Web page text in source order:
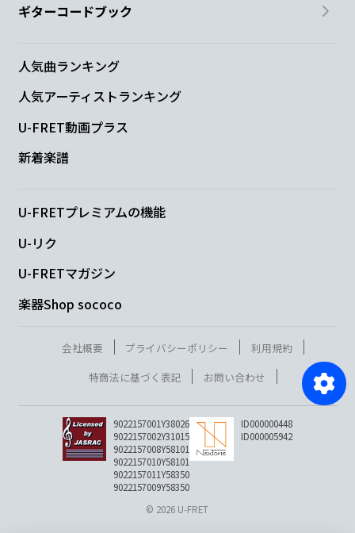
ギターコードブック
人気曲ランキング
人気アーティストランキング
U-FRET動画プラス
新着楽譜
U-FRETプレミアムの機能
U-リク
U-FRETマガジン
楽器Shop sococo
会社概要 プライバシーポリシー
利用規約
特商法に基づく表記
お問い合わせ
9022157001Y38026
9022157002Y31015
9022157008Y58101
9022157010Y58101
9022157011Y58350
9022157009Y58350
ID000000448
ID000005942
© 2026 U-FRET